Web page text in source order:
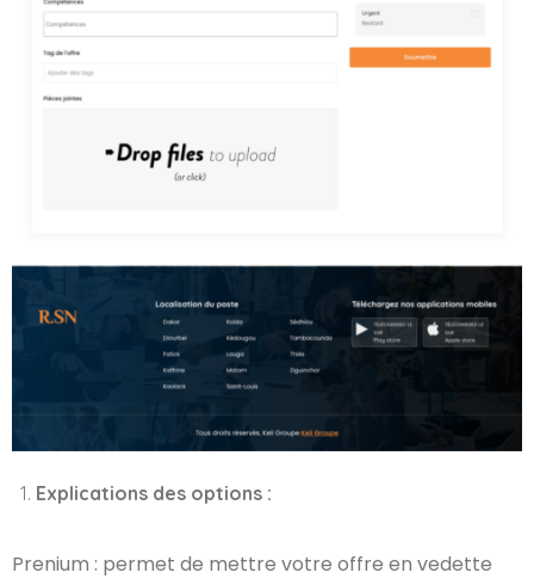
Explications des options :
Prenium : permet de mettre votre offre en vedette